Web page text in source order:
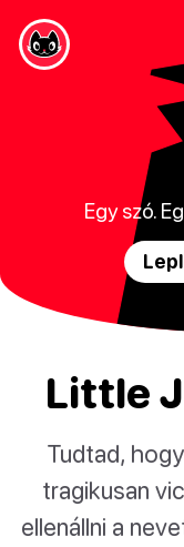
Egy szó.
Little
Tudtad,
tragikusan
ellenállni a